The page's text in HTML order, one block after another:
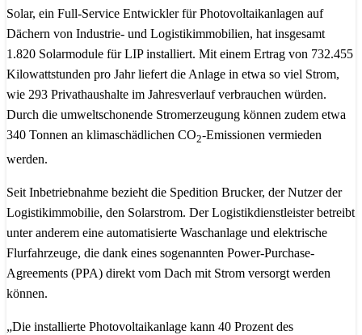
Solar, ein Full-Service Entwickler für Photovoltaikanlagen auf
Dächern von Industrie- und Logistikimmobilien, hat insgesamt
1.820 Solarmodule für LIP installiert. Mit einem Ertrag von 732.455
Kilowattstunden pro Jahr liefert die Anlage in etwa so viel Strom,
wie 293 Privathaushalte im Jahresverlauf verbrauchen würden.
Durch die umweltschonende Stromerzeugung können zudem etwa
340 Tonnen an klimaschädlichen CO2-Emissionen vermieden
werden.
Seit Inbetriebnahme bezieht die Spedition Brucker, der Nutzer der
Logistikimmobilie, den Solarstrom. Der Logistikdienstleister betreibt
unter anderem eine automatisierte Waschanlage und elektrische
Flurfahrzeuge, die dank eines sogenannten Power-Purchase-
Agreements (PPA) direkt vom Dach mit Strom versorgt werden
können.
„Die installierte Photovoltaikanlage kann 40 Prozent des